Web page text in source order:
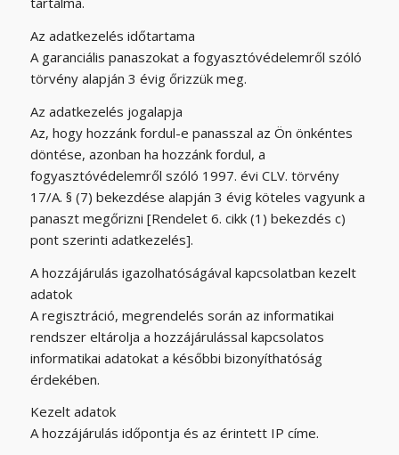
Az adatkezelés időtartama
A garanciális panaszokat a fogyasztóvédelemről szóló
törvény alapján 3 évig őrizzük meg.
Az adatkezelés jogalapja
Az, hogy hozzánk fordul-e panasszal az Ön önkéntes
döntése, azonban ha hozzánk fordul, a
fogyasztóvédelemről szóló 1997. évi CLV. törvény
17/A. § (7) bekezdése alapján 3 évig köteles vagyunk a
panaszt megőrizni [Rendelet 6. cikk (1) bekezdés c)
pont szerinti adatkezelés].
A hozzájárulás igazolhatóságával kapcsolatban kezelt
adatok
A regisztráció, megrendelés során az informatikai
rendszer eltárolja a hozzájárulással kapcsolatos
informatikai adatokat a későbbi bizonyíthatóság
érdekében.
Kezelt adatok
A hozzájárulás időpontja és az érintett IP címe.